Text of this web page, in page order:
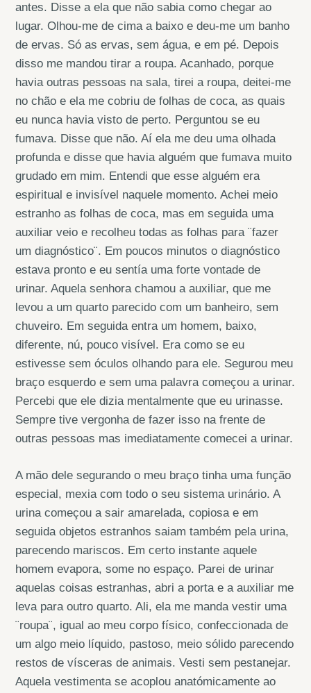
antes. Disse a ela que não sabia como chegar ao
lugar. Olhou-me de cima a baixo e deu-me um banho
de ervas. Só as ervas, sem água, e em pé. Depois
disso me mandou tirar a roupa. Acanhado, porque
havia outras pessoas na sala, tirei a roupa, deitei-me
no chão e ela me cobriu de folhas de coca, as quais
eu nunca havia visto de perto. Perguntou se eu
fumava. Disse que não. Aí ela me deu uma olhada
profunda e disse que havia alguém que fumava muito
grudado em mim. Entendi que esse alguém era
espiritual e invisível naquele momento. Achei meio
estranho as folhas de coca, mas em seguida uma
auxiliar veio e recolheu todas as folhas para ¨fazer
um diagnóstico¨. Em poucos minutos o diagnóstico
estava pronto e eu sentía uma forte vontade de
urinar. Aquela senhora chamou a auxiliar, que me
levou a um quarto parecido com um banheiro, sem
chuveiro. Em seguida entra um homem, baixo,
diferente, nú, pouco visível. Era como se eu
estivesse sem óculos olhando para ele. Segurou meu
braço esquerdo e sem uma palavra começou a urinar.
Percebi que ele dizia mentalmente que eu urinasse.
Sempre tive vergonha de fazer isso na frente de
outras pessoas mas imediatamente comecei a urinar.
A mão dele segurando o meu braço tinha uma função
especial, mexia com todo o seu sistema urinário. A
urina começou a sair amarelada, copiosa e em
seguida objetos estranhos saiam também pela urina,
parecendo mariscos. Em certo instante aquele
homem evapora, some no espaço. Parei de urinar
aquelas coisas estranhas, abri a porta e a auxiliar me
leva para outro quarto. Ali, ela me manda vestir uma
¨roupa¨, igual ao meu corpo físico, confeccionada de
um algo meio líquido, pastoso, meio sólido parecendo
restos de vísceras de animais. Vesti sem pestanejar.
Aquela vestimenta se acoplou anatómicamente ao